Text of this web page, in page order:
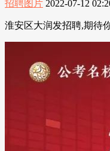
招聘图片 2022-07-12
淮安区大润发招聘,期待